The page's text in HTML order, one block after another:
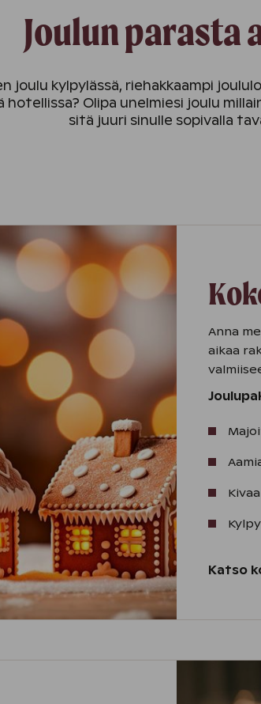
Joulun parasta
joulu kylpylässä, riehakkaampi
Olipa unelmiesi joulu
sitä juuri sinulle sopivalla
Anna
aikaa
Katso